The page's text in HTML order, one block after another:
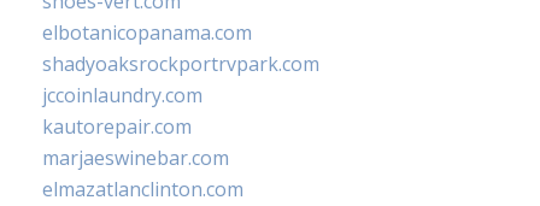
elbotanicopanama.com
shadyoaksrockportrvpark.com
jccoinlaundry.com
kautorepair.com
marjaeswinebar.com
elmazatlanclinton.com